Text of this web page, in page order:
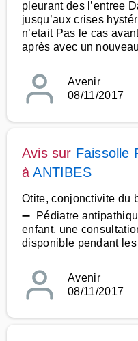
pleurant des l’entree
jusqu’aux crises
n’etait Pas le cas
après avec un
Avenir
08/11/2017
Avis sur Faissolle
àANTIBES
Otite, conjonctivite du
➖ Pédiatre
enfant, une
disponible pendant les
Avenir
08/11/2017